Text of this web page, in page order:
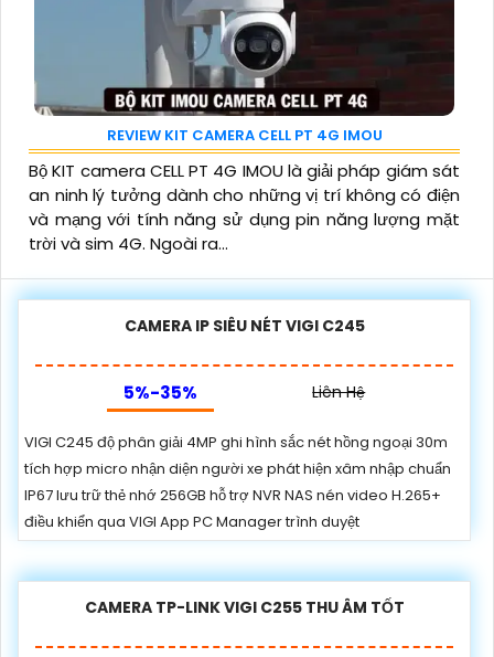
REVIEW KIT CAMERA CELL PT 4G IMOU
Bộ KIT camera CELL PT 4G IMOU là giải pháp giám sát
an ninh lý tưởng dành cho những vị trí không có điện
và mạng với tính năng sử dụng pin năng lượng mặt
trời và sim 4G. Ngoài ra...
CAMERA IP SIÊU NÉT VIGI C245
5%-35% Liên Hệ
VIGI C245 độ phân giải 4MP ghi hình sắc nét hồng ngoại 30m
tích hợp micro nhận diện người xe phát hiện xâm nhập chuẩn
IP67 lưu trữ thẻ nhớ 256GB hỗ trợ NVR NAS nén video H.265+
điều khiển qua VIGI App PC Manager trình duyệt
CAMERA TP-LINK VIGI C255 THU ÂM TỐT